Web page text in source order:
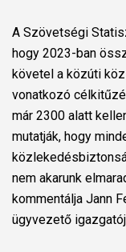
A Szövetségi
hogy 2023-ban
követel a közúti
vonatkozó
már 2300 alatt
mutatják, hogy
nem akarunk
kommentálja Jann
ügyvezető